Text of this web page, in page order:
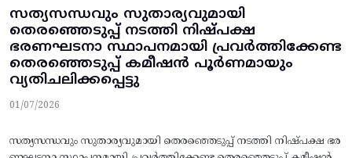
സത്യസന്ധവും സുതാര്യവുമായി
തെരഞ്ഞെടുപ്പ്‌ നടത്തി നിഷ്‌പക്ഷ
ഭരണഘടനാ സ്ഥാപനമായി പ്രവര്‍ത്തിക്കേണ്ട
തെരഞ്ഞെടുപ്പ്‌ കമീഷൻ പൂര്‍ണമായും
വ്യതിചലിക്കപ്പെട്ടു
01/07/2026
സത്യസന്ധവും സുതാര്യവുമായി തെരഞ്ഞെടുപ്പ്‌ നടത്തി നിഷ്‌പക്ഷ ഭര